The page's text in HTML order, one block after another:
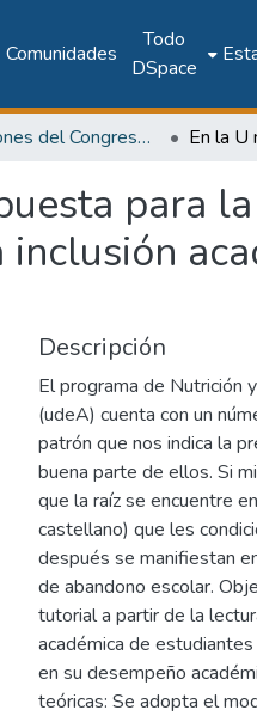
Comunidades
Todo
DSpace
Publicaciones del Congreso Internacional CLABES
para
Descripción
El programa de Nutrición
(udeA) cuenta con un
patrón que nos indica la
buena parte de ellos. Si
que la raíz se encuentre
castellano) que les
después se manifiestan
de abandono escolar.
tutorial a partir de la
académica de
en su desempeño
teóricas: Se adopta el